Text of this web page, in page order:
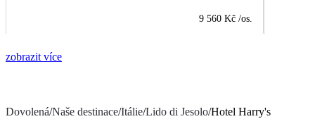
9 560 Kč /os.
zobrazit více
Dovolená/Naše destinace/Itálie/Lido di Jesolo/Hotel Harry's